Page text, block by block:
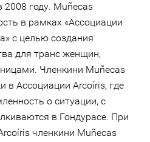
2008 году. Muñecas
в рамках «Ассоциации
с целью создания
для транс женщин,
Членкини Muñecas
в Ассоциации Arcoíris, где
о ситуации, с
в Гондурасе. При
членкини Muñecas